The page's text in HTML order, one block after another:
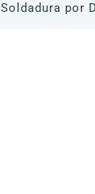
Soldadura por